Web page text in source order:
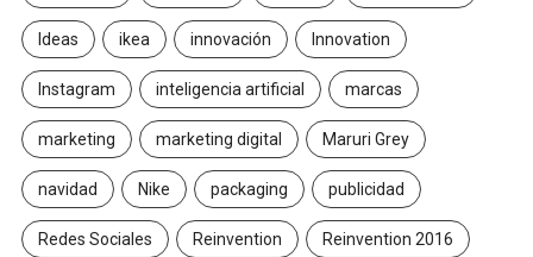
Ideas ikea innovación Innovation
Instagram inteligencia artificial marcas
marketing marketing digital Maruri Grey
navidad Nike packaging publicidad
Redes Sociales Reinvention Reinvention 2016